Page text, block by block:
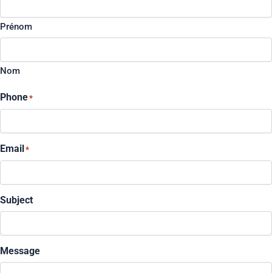
Prénom
Nom
Phone*
Email *
Subject
Message